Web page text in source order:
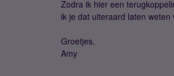
Zodra ik hier een
ik je dat uiteraard laten weten
Groetjes,
Amy